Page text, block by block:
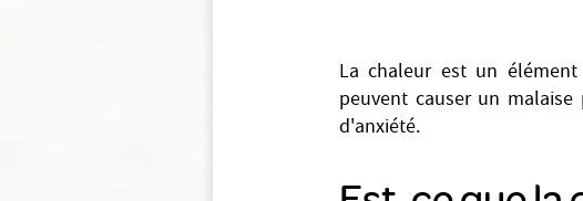
La chaleur est un
peuvent causer un
d'anxiété.